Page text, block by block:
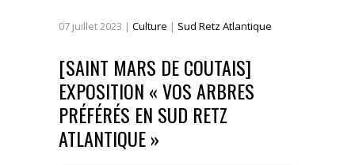
07 juillet2023 | Culture | Sud Retz Atlantique
[SAINT MARS DE COUTAIS]
EXPOSITION « VOS ARBRES
PRÉFÉRÉS EN SUD RETZ
ATLANTIQUE »